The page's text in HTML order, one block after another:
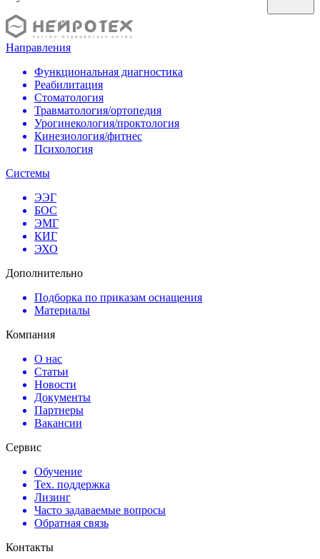
Направления
Функциональная диагностика
Реабилитация
Стоматология
Травматология/ортопедия
Урогинекология/проктология
Кинезиология/фитнес
Психология
Системы
ЭЭГ
БОС
ЭМГ
КИГ
ЭХО
Дополнительно
Подборка по приказам оснащения
Материалы
Компания
О нас
Статьи
Новости
Документы
Партнеры
Вакансии
Сервис
Обучение
Тех. поддержка
Лизинг
Часто задаваемые вопросы
Обратная связь
Контакты